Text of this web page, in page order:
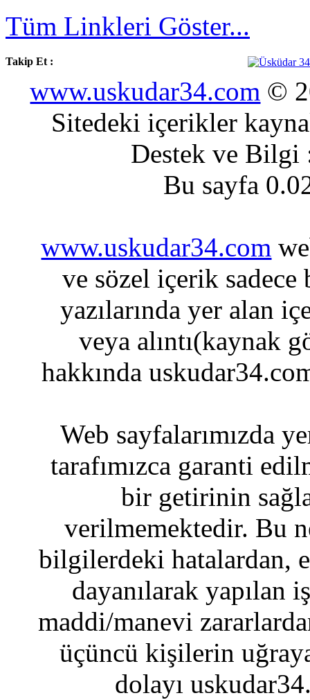
Tüm Linkleri Göster...
Takip Et :
www.uskudar34.com ©
Sitedeki içerikler
Destek ve
Bu sayfa
www.uskudar34.com
ve sözel içerik sadece
yazılarında yer alan
veya alıntı(kaynak
hakkında
Web sayfalarımızda
tarafımızca garanti
bir getirinin
verilmemektedir. Bu
bilgilerdeki hatalardan,
dayanılarak yapılan
maddi/manevi
üçüncü kişilerin
dolayı